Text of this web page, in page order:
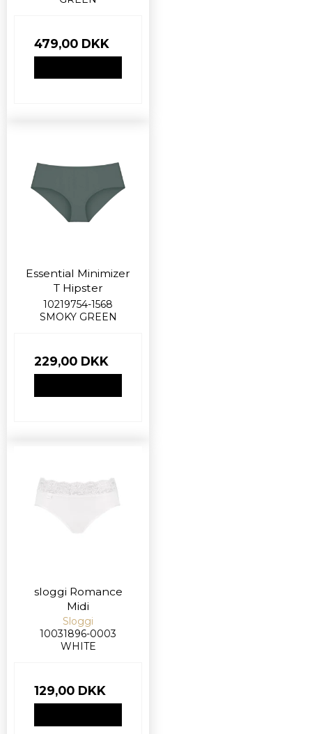
479,00 DKK
Essential Minimizer
T Hipster
10219754-1568
SMOKY GREEN
229,00 DKK
sloggi Romance
Midi
Sloggi
10031896-0003
WHITE
129,00 DKK